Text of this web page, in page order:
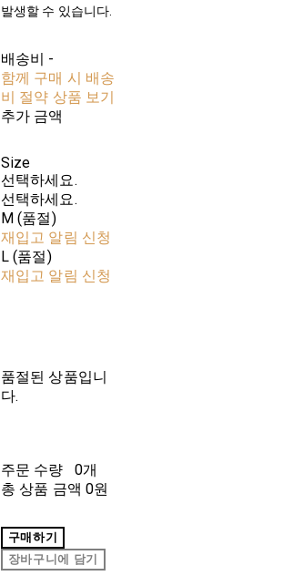
발생할 수 있습니다.
배송비 -
함께 구매 시 배송
비 절약 상품 보기
추가 금액
Size
선택하세요.
선택하세요.
M (품절)
재입고 알림 신청
L (품절)
재입고 알림 신청
품절된 상품입니
다.
주문 수량
0개
총 상품 금액 0원
구매하기
장바구니에 담기